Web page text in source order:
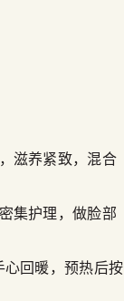
滋养紧致，混合
集护理，做脸部
心回暖，预热后按